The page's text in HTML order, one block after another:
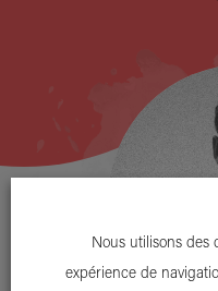
Nous utilisons des
expérience de